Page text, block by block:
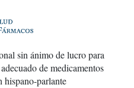
sin ánimo de lucro para
de medicamentos
hispano-parlante